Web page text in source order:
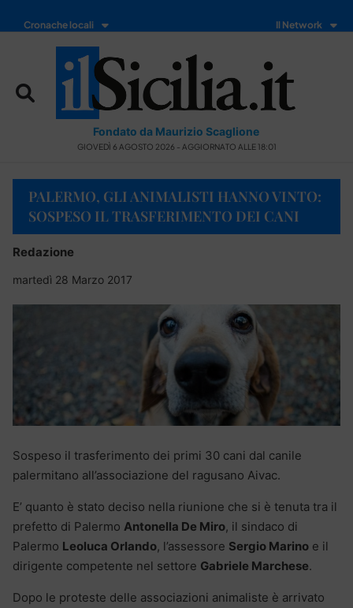
Cronache locali Il Network
Fondato da Maurizio Scaglione
GIOVEDÌ 6 AGOSTO 2026 - AGGIORNATO ALLE 18:01
PALERMO, GLI ANIMALISTI HANNO VINTO:
SOSPESO IL TRASFERIMENTO DEI CANI
Redazione
martedì 28 Marzo 2017
Sospeso il trasferimento dei primi 30 cani dal canile
palermitano all’associazione del ragusano Aivac.
E’ quanto è stato deciso nella riunione che si è tenuta tra il
prefetto di Palermo Antonella De Miro, il sindaco di
Palermo Leoluca Orlando, l’assessore Sergio Marino e il
dirigente competente nel settore Gabriele Marchese.
Dopo le proteste delle associazioni animaliste è arrivato